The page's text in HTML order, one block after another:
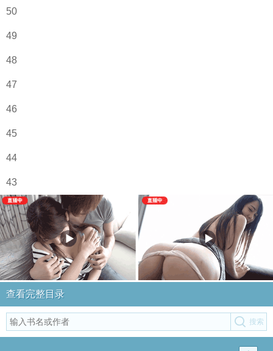
50
49
48
47
46
45
44
43
查看完整目录